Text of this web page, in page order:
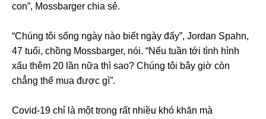
con”, Mossbarger chia sẻ.
“Chúng tôi sống ngày nào biết ngày đấy”, Jordan Spahn,
47 tuổi, chồng Mossbarger, nói. “Nếu tuần tới tình hình
xấu thêm 20 lần nữa thì sao? Chúng tôi bây giờ còn
chẳng thể mua được gì”.
Covid-19 chỉ là một trong rất nhiều khó khăn mà